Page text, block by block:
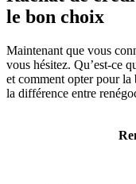
le bon choix
Maintenant que vous
vous hésitez. Qu’est-ce
et comment opter pour la
la différence entre